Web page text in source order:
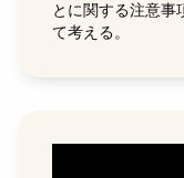
とに関する注意事
て考える。